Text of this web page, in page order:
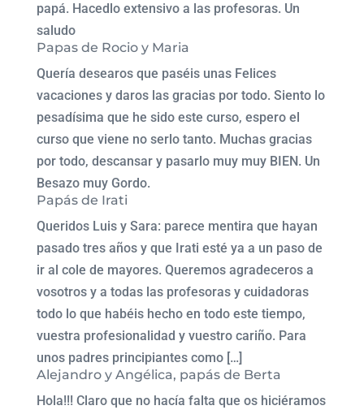
papá. Hacedlo extensivo a las profesoras. Un
saludo
Papas de Rocio y Maria
Quería desearos que paséis unas Felices
vacaciones y daros las gracias por todo. Siento lo
pesadísima que he sido este curso, espero el
curso que viene no serlo tanto. Muchas gracias
por todo, descansar y pasarlo muy muy BIEN. Un
Besazo muy Gordo.
Papás de Irati
Queridos Luis y Sara: parece mentira que hayan
pasado tres años y que Irati esté ya a un paso de
ir al cole de mayores. Queremos agradeceros a
vosotros y a todas las profesoras y cuidadoras
todo lo que habéis hecho en todo este tiempo,
vuestra profesionalidad y vuestro cariño. Para
unos padres principiantes como […]
Alejandro y Angélica, papás de Berta
Hola!!! Claro que no hacía falta que os hiciéramos